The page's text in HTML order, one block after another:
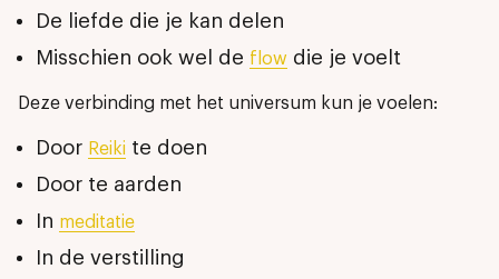
De liefde die je kan delen
Misschien ook wel de flow die je voelt
Deze verbinding met het universum kun je voelen:
Door Reiki te doen
Door te aarden
In meditatie
In de verstilling